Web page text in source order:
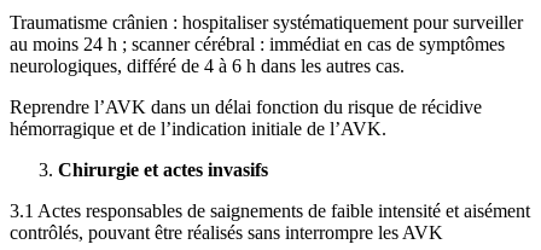
Traumatisme crânien : hospitaliser systématiquement pour surveiller
au moins 24 h ; scanner cérébral : immédiat en cas de symptômes
neurologiques, différé de 4 à 6 h dans les autres cas.
Reprendre l’AVK dans un délai fonction du risque de récidive
hémorragique et de l’indication initiale de l’AVK.
Chirurgie et actes invasifs
3.1 Actes responsables de saignements de faible intensité et aisément
contrôlés, pouvant être réalisés sans interrompre les AVK